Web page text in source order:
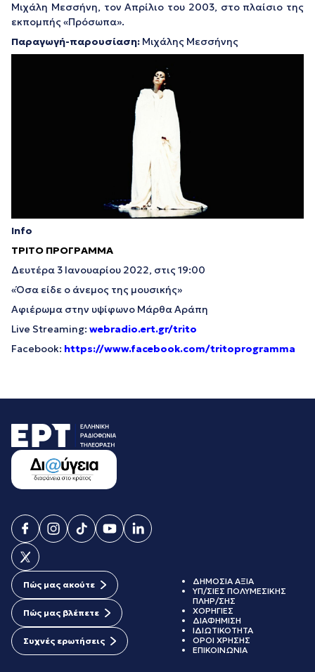
Μιχάλη Μεσσήνη, τον Απρίλιο του 2003, στο πλαίσιο της
εκπομπής «Πρόσωπα».
Παραγωγή-παρουσίαση: Μιχάλης Μεσσήνης
Info
ΤΡΙΤΟ ΠΡΟΓΡΑΜΜΑ
Δευτέρα 3 Ιανουαρίου 2022, στις 19:00
«Όσα είδε ο άνεμος της μουσικής»
Αφιέρωμα στην υψίφωνο Μάρθα Αράπη
Live Streaming: webradio.ert.gr/trito
Facebook: https://www.facebook.com/tritoprogramma
Πώς μας ακούτε
Πώς μας βλέπετε
Συχνές ερωτήσεις
ΔΗΜΟΣΙΑ ΑΞΙΑ
ΥΠ/ΣΙΕΣ ΠΟΛΥΜΕΣΙΚΗΣ
ΠΛΗΡ/ΣΗΣ
ΧΟΡΗΓΙΕΣ
ΔΙΑΦΗΜΙΣΗ
ΙΔΙΩΤΙΚΟΤΗΤΑ
ΟΡΟΙ ΧΡΗΣΗΣ
ΕΠΙΚΟΙΝΩΝΙΑ